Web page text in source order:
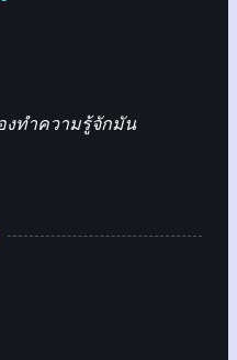
งทำความรู้จักมัน